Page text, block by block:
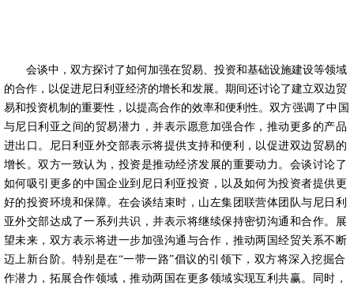
会谈中，双方探讨了如何加强在贸易、投资和基础设施建设等领域
的合作，以促进尼日利亚经济的增长和发展。期间还讨论了建立双边贸
易和投资机制的重要性，以提高合作的效率和便利性。 双方强调了中国
与尼日利亚之间的贸易潜力，并表示愿意加强合作，推动更多的产品
进出口。尼日利亚外交部表示将提供支持和便利，以促进双边贸易的
增长。双方一致认为，投资是推动经济发展的重要动力。会谈讨论了
如何吸引更多的中国企业到尼日利亚投资，以及如何为投资者提供更
好的投资环境和保障。 在会谈结束时，山左集团联营体团队与尼日利
亚外交部达成了一系列共识，并表示将继续保持密切沟通和合作。 展
望未来，双方表示将进一步加强沟通与合作，推动两国经贸关系不断
迈上新台阶。特别是在“一带一路”倡议的引领下，双方将深入挖掘合
作潜力，拓展合作领域，推动两国在更多领域实现互利共赢。同时，